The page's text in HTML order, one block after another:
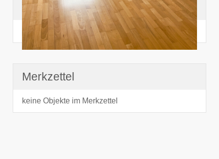
Suchhistorie
noch nichts angesehen
Merkzettel
keine Objekte im Merkzettel